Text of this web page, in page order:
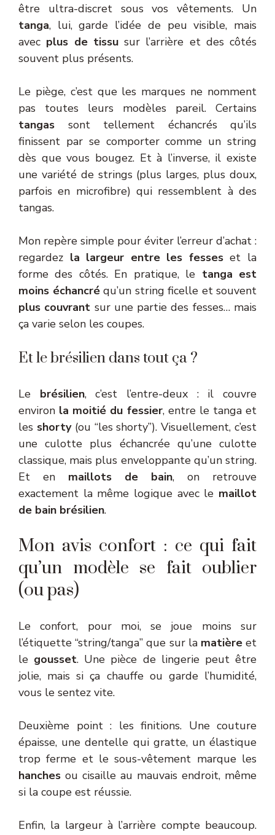
être ultra-discret sous vos vêtements. Un
tanga, lui, garde l’idée de peu visible, mais
avec plus de tissusur l’arrière et des côtés
souvent plus présents.
Le piège, c’est que les marques ne nomment
pas toutes leurs modèles pareil. Certains
tangas sont tellement échancrés qu’ils
finissent par se comporter comme un string
dès que vous bougez. Et à l’inverse, il existe
une variété de strings (plus larges, plus doux,
parfois en microfibre) qui ressemblent à des
tangas.
Mon repère simple pour éviter l’erreur d’achat :
regardez la largeur entre les fesseset la
forme des côtés. En pratique, le tanga est
moins échancréqu’un string ficelle et souvent
plus couvrant sur une partie des fesses… mais
ça varie selon les coupes.
Et le brésilien dans tout ça ?
Le brésilien, c’est l’entre-deux : il couvre
environ la moitié du fessier, entre le tanga et
les shorty(ou “les shorty”). Visuellement, c’est
une culotte plus échancrée qu’une culotte
classique, mais plus enveloppante qu’un string.
Et en maillots de bain, on retrouve
exactement la même logique avec le maillot
de bain brésilien.
Mon avis confort : ce qui fait
qu’un modèle se fait oublier
(ou pas)
Le confort, pour moi, se joue moins sur
l’étiquette “string/tanga” que sur la matièreet
le gousset. Une pièce de lingerie peut être
jolie, mais si ça chauffe ou garde l’humidité,
vous le sentez vite.
Deuxième point : les finitions. Une couture
épaisse, une dentelle qui gratte, un élastique
trop ferme et le sous-vêtement marque les
hanches ou cisaille au mauvais endroit, même
si la coupe est réussie.
Enfin, la largeur à l’arrière compte beaucoup.